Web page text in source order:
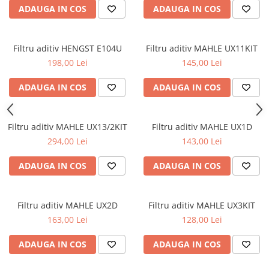
Placute frana
Saboti frana
Senzori uzura placute
Tamburi frana
Cablu frana de mana
Suport etrier
Electrice
Bujii incandescente
Distributie
Kit distributie
Curea distributie
Pompa apa
Transmisie
Kit transmisie
ADAUGA IN COS ADAUGA IN COS
Filtru aditiv HENGST E104U
198,00 Lei
ADAUGA IN COS
Filtru aditiv MAHLE UX11KIT
145,00 Lei
ADAUGA IN COS
Filtru aditiv MAHLE UX13/2KIT
294,00 Lei
ADAUGA IN COS
Filtru aditiv MAHLE UX1D
143,00 Lei
ADAUGA IN COS
Filtru aditiv MAHLE UX2D
163,00 Lei
ADAUGA IN COS
Filtru aditiv MAHLE UX3KIT
128,00 Lei
ADAUGA IN COS